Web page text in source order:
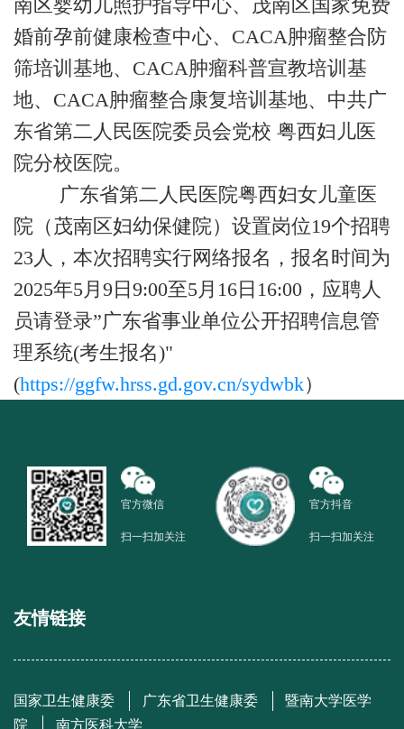
南区婴幼儿照护指导中心、茂南区国家免费
婚前孕前健康检查中心、 CACA肿瘤整合防
筛培训基地、CACA肿瘤科普宣教培训基
地、CACA肿瘤整合康复培训基地、中共广
东省第二人民医院委员会党校 粤西妇儿医
院分校医院。
广东省第二人民医院粤西妇女儿童医
院（茂南区妇幼保健院）设置岗位19个招聘
23人，本次招聘实行网络报名，报名时间为
2025年5月9日9:00至5月16日16:00，应聘人
员请登录”广东省事业单位公开招聘信息管
理系统(考生报名)"
(https://ggfw.hrss.gd.gov.cn/sydwbk）
官方微信
扫一扫加关注
官方抖音
扫一扫加关注
友情链接
国家卫生健康委 广东省卫生健康委
暨南大学医学